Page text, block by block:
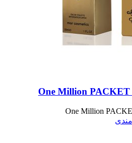
One Million PACKET
One Million